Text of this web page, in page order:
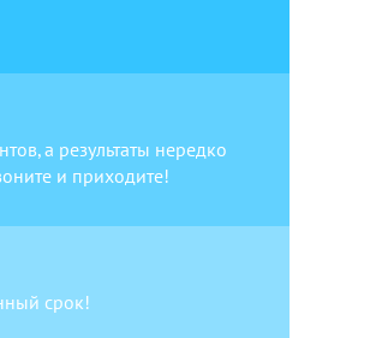
а результаты нередко
и приходите!
срок!